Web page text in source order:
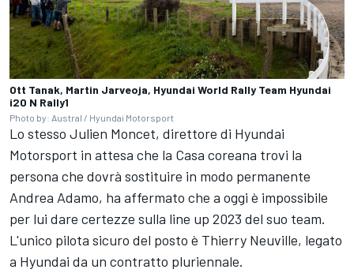
Ott Tanak, Martin Jarveoja, Hyundai World Rally Team Hyundai
i20 N Rally1
Photo by: Austral / Hyundai Motorsport
Lo stesso Julien Moncet, direttore di Hyundai
Motorsport in attesa che la Casa coreana trovi la
persona che dovrà sostituire in modo permanente
Andrea Adamo, ha affermato che a oggi è impossibile
per lui dare certezze sulla line up 2023 del suo team.
L'unico pilota sicuro del posto è Thierry Neuville, legato
a Hyundai da un contratto pluriennale.